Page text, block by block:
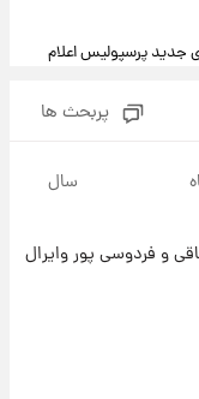
جدید پرسپولیس اعلام
پربحث ها
سال
و فردوسی پور وایرال